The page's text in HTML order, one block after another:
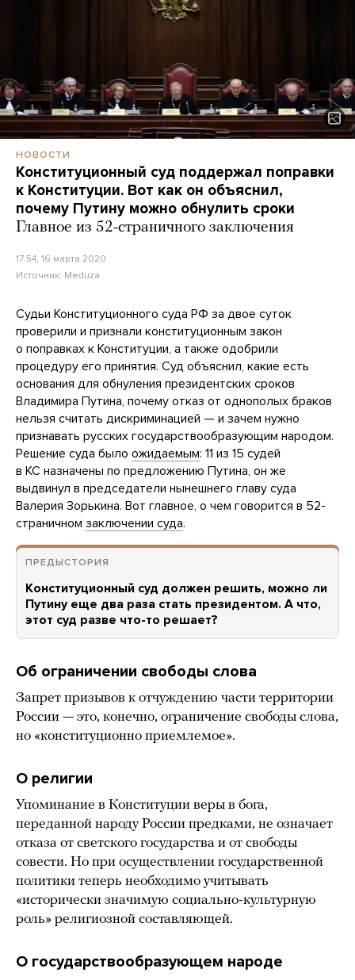
НОВОСТИ
Конституционный суд поддержал поправки
к Конституции. Вот как он объяснил,
почему Путину можно обнулить сроки
Главное из 52-страничного заключения
17:54, 16 марта 2020
Источник: Meduza
Судьи Конституционного суда РФ за двое суток
проверили и признали конституционным закон
о поправках к Конституции, а также одобрили
процедуру его принятия. Суд объяснил, какие есть
основания для обнуления президентских сроков
Владимира Путина, почему отказ от однополых браков
нельзя считать дискриминацией — и зачем нужно
признавать русских государствообразующим народом.
Решение суда было ожидаемым: 11 из 15 судей
в КС назначены по предложению Путина, он же
выдвинул в председатели нынешнего главу суда
Валерия Зорькина. Вот главное, о чем говорится в 52-
страничном заключении суда.
ПРЕДЫСТОРИЯ
Конституционный суд должен решить, можно ли
Путину еще два раза стать президентом. А что,
этот суд разве что-то решает?
Об ограничении свободы слова
Запрет призывов к отчуждению части территории
России — это, конечно, ограничение свободы слова,
но «конституционно приемлемое».
О религии
Упоминание в Конституции веры в бога,
переданной народу России предками, не означает
отказа от светского государства и от свободы
совести. Но при осуществлении государственной
политики теперь необходимо учитывать
«исторически значимую социально-культурную
роль» религиозной составляющей.
О государствообразующем народе